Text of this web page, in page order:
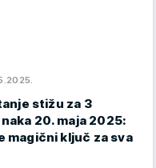
stižu za 3
20. maja 2025:
magični ključ za sva